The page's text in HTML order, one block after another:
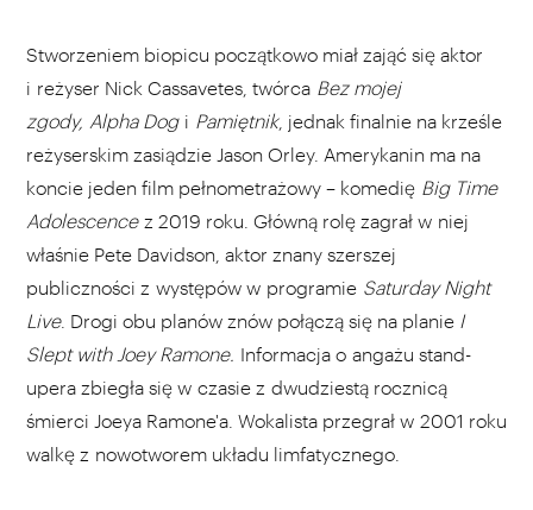
Stworzeniem biopicu początkowo miał zająć się aktor
i reżyser Nick Cassavetes, twórca Bez mojej
zgody, Alpha Dog i Pamiętnik, jednak finalnie na krześle
reżyserskim zasiądzie Jason Orley. Amerykanin ma na
koncie jeden film pełnometrażowy – komedię Big Time
Adolescence z 2019 roku. Główną rolę zagrał w niej
właśnie Pete Davidson, aktor znany szerszej
publiczności z występów w programie Saturday Night
Live. Drogi obu planów znów połączą się na planie I
Slept with Joey Ramone. Informacja o angażu stand-
upera zbiegła się w czasie z dwudziestą rocznicą
śmierci Joeya Ramone'a. Wokalista przegrał w 2001 roku
walkę z nowotworem układu limfatycznego.